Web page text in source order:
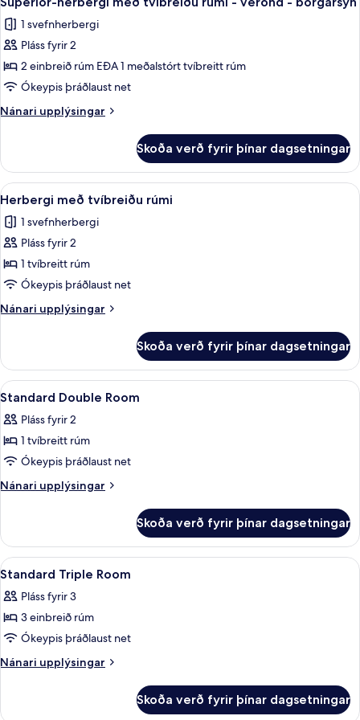
allar
myndir
fyrir
Superior-
herbergi
með
tvíbreiðu
-
verönd
-
borgarsýn
1 svefnherbergi
Pláss fyrir 2
2 einbreið rúm EÐA 1 meðalstórt tvíbreitt rúm
Ókeypis þráðlaust net
Nánari upplýsingar
Nánari
herbergi
með
tvíbreiðu
verönd
borgarsýn
Skoða verð fyrir þínar dagsetningar
Skoða
allar
myndir
fyrir
Herbergi
með
tvíbreiðu
rúmi
Herbergi með tvíbreiðu rúmi |
6
Herbergi með tvíbreiðu rúmi
1 svefnherbergi
Pláss fyrir 2
1 tvíbreitt rúm
Ókeypis þráðlaust net
Nánari upplýsingar
Nánari
með
tvíbreiðu
rúmi
Skoða verð fyrir þínar dagsetningar
Skoða
allar
myndir
fyrir
Standard
Double
Skrifborð, straujárn/strauborð,
9
Standard Double Room
Pláss fyrir 2
1 tvíbreitt rúm
Ókeypis þráðlaust net
Nánari upplýsingar
Nánari
Double
Room
Skoða verð fyrir þínar dagsetningar
Skoða
allar
myndir
fyrir
Standard
Triple
Skrifborð, straujárn/strauborð,
6
Standard Triple Room
Pláss fyrir 3
3 einbreið rúm
Ókeypis þráðlaust net
Nánari upplýsingar
Nánari
Skoða verð fyrir þínar dagsetningar